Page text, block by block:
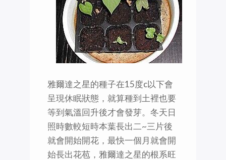
雅爾達之星的種子在15度c以下會
呈現休眠狀態，就算種到土裡也要
等到氣溫回升後才會發芽。冬天日
照時數較短時本葉長出二~三片後
就會開始開花，最快一個月就會開
始長出花苞，雅爾達之星的根系旺